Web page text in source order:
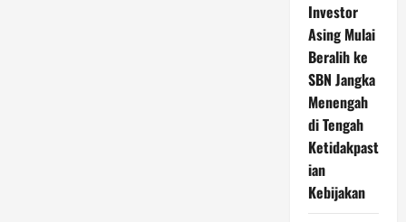
Investor
Asing Mulai
Beralih ke
SBN Jangka
Menengah
di Tengah
Ketidakpast
ian
Kebijakan